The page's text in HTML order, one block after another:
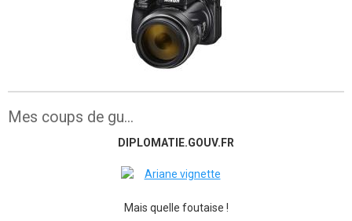
Mes coups de gu...
DIPLOMATIE.GOUV.FR
Mais quelle foutaise !